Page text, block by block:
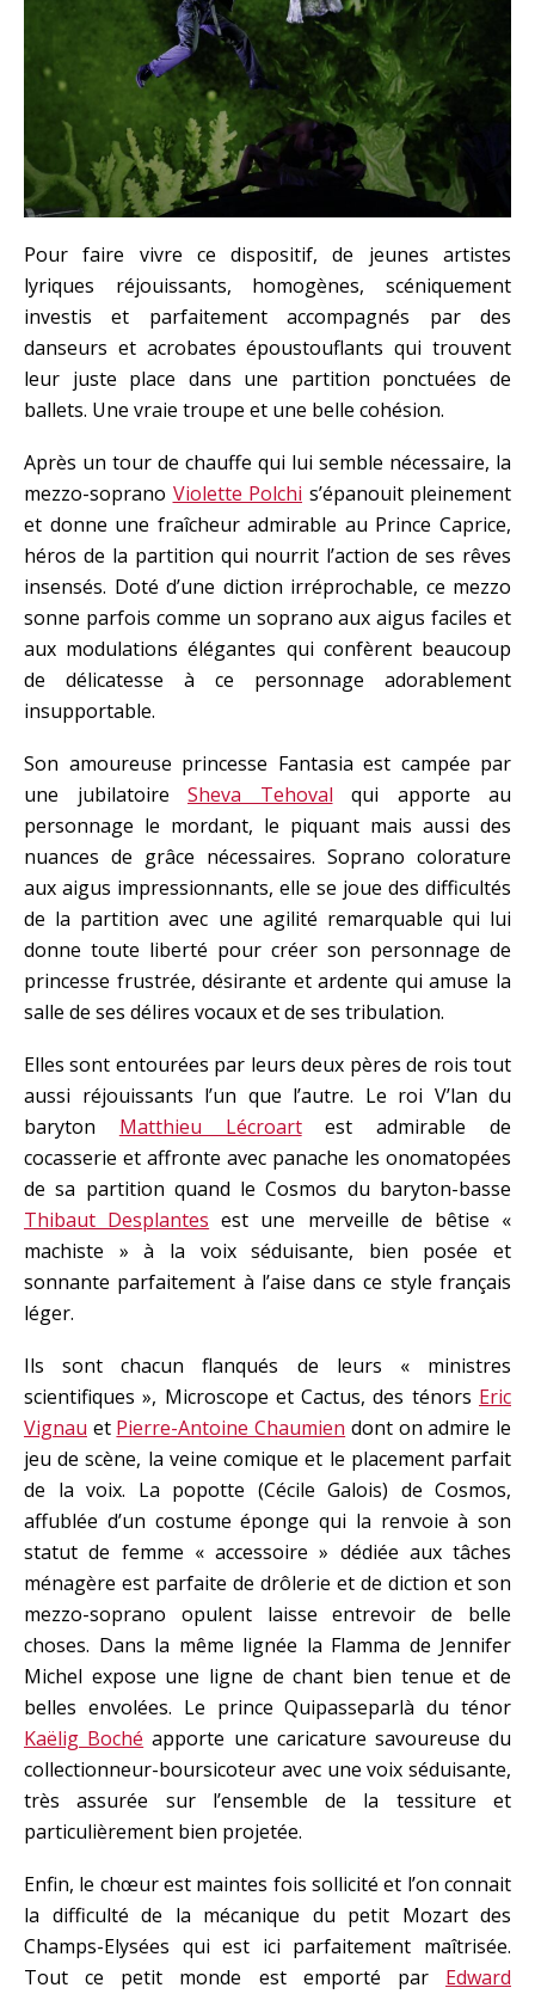
Pour faire vivre ce dispositif, de jeunes artistes
lyriques réjouissants, homogènes, scéniquement
investis et parfaitement accompagnés par des
danseurs et acrobates époustouflants qui trouvent
leur juste place dans une partition ponctuées de
ballets. Une vraie troupe et une belle cohésion.
Après un tour de chauffe qui lui semble nécessaire, la
mezzo-soprano Violette Polchi s’épanouit pleinement
et donne une fraîcheur admirable au Prince Caprice,
héros de la partition qui nourrit l’action de ses rêves
insensés. Doté d’une diction irréprochable, ce mezzo
sonne parfois comme un soprano aux aigus faciles et
aux modulations élégantes qui confèrent beaucoup
de délicatesse à ce personnage adorablement
insupportable.
Son amoureuse princesse Fantasia est campée par
une jubilatoire Sheva Tehoval qui apporte au
personnage le mordant, le piquant mais aussi des
nuances de grâce nécessaires. Soprano colorature
aux aigus impressionnants, elle se joue des difficultés
de la partition avec une agilité remarquable qui lui
donne toute liberté pour créer son personnage de
princesse frustrée, désirante et ardente qui amuse la
salle de ses délires vocaux et de ses tribulation.
Elles sont entourées par leurs deux pères de rois tout
aussi réjouissants l’un que l’autre. Le roi V’lan du
baryton Matthieu Lécroartest admirable de
cocasserie et affronte avec panache les onomatopées
de sa partition quand le Cosmos du baryton-basse
Thibaut Desplantes est une merveille de bêtise «
machiste » à la voix séduisante, bien posée et
sonnante parfaitement à l’aise dans ce style français
léger.
Ils sont chacun flanqués de leurs « ministres
scientifiques », Microscope et Cactus, des ténors Eric
Vignau et Pierre-Antoine Chaumien dont on admire le
jeu de scène, la veine comique et le placement parfait
de la voix. La popotte (Cécile Galois) de Cosmos,
affublée d’un costume éponge qui la renvoie à son
statut de femme « accessoire » dédiée aux tâches
ménagère est parfaite de drôlerie et de diction et son
mezzo-soprano opulent laisse entrevoir de belle
choses. Dans la même lignée la Flamma de Jennifer
Michel expose une ligne de chant bien tenue et de
belles envolées. Le prince Quipasseparlà du ténor
Kaëlig Boché apporte une caricature savoureuse du
collectionneur-boursicoteur avec une voix séduisante,
très assurée sur l’ensemble de la tessiture et
particulièrement bien projetée.
Enfin, le chœur est maintes fois sollicité et l’on connait
la difficulté de la mécanique du petit Mozart des
Champs-Elysées qui est ici parfaitement maîtrisée.
Tout ce petit monde est emporté par Edward